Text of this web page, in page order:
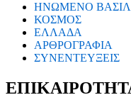
ΗΝΩΜΕΝΟ
ΚΟΣΜΟΣ
ΕΛΛΑΔΑ
ΑΡΘΡΟΓΡΑΦΙΑ
ΣΥΝΕΝΤΕΥΞΕΙΣ